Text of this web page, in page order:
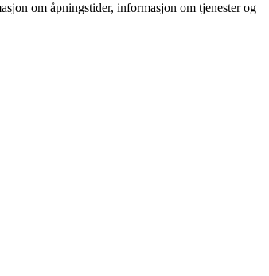
om åpningstider, informasjon om tjenester og